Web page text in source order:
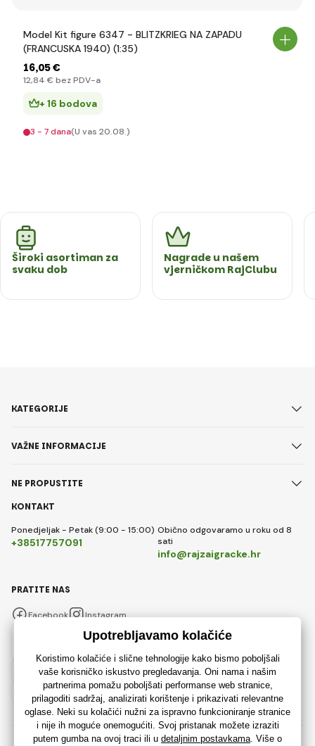
Model Kit figure 6347 - BLITZKRIEG NA ZAPADU
(FRANCUSKA 1940) (1:35)
16,05 €
12,84 € bez PDV-a
+ 16 bodova
3 - 7 dana(U vas 20.08.)
Široki asortiman za
svaku dob
Nagrade u našem
vjerničkom RajClubu
KONTAKT
Ponedjeljak - Petak (9:00 - 15:00)
+38517757091
Obično odgovaramo u roku od 8
sati
info@rajzaigracke.hr
KATEGORIJE
VAŽNE INFORMACIJE
NE PROPUSTITE
PRATITE NAS
Facebook Instagram